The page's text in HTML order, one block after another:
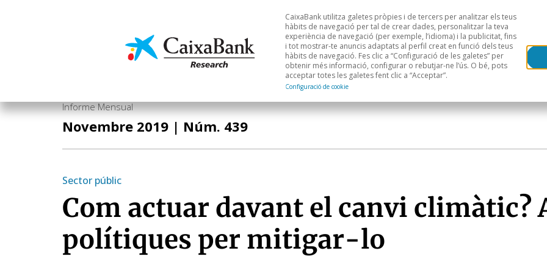
Economia i mercats Anàlisi sectorial Àrees geogràfiques
CaixaBank utilitza galetes pròpies i de tercers per analitzar els teus
hàbits de navegació per tal de crear dades, personalitzar la teva
experiència de navegació (per exemple, l’idioma) i la publicitat, fins
i tot mostrar-te anuncis adaptats al perfil creat en funció dels teus
hàbits de navegació. Fes clic a “Configuració de les galetes” per
obtenir més informació, configurar o rebutjar-ne l’ús. O bé, pots
acceptar totes les galetes fent clic a “Acceptar”.
Configuració de cookie
Informe Mensual
Novembre 2019 | Núm. 439
Sector públic
Com actuar davant el canvi climàtic?
polítiques per mitigar-lo